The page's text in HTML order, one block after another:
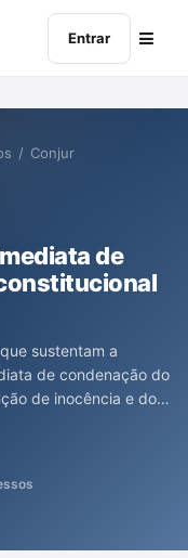
Entrar
/ Conjur
de
sustentam a
de condenação do
de inocência e do
prisões automáticas e
da prisão